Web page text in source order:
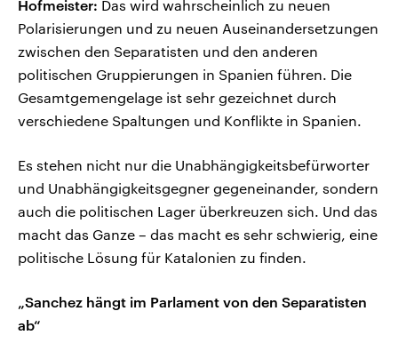
Hofmeister: Das wird wahrscheinlich zu neuen
Polarisierungen und zu neuen Auseinandersetzungen
zwischen den Separatisten und den anderen
politischen Gruppierungen in Spanien führen. Die
Gesamtgemengelage ist sehr gezeichnet durch
verschiedene Spaltungen und Konflikte in Spanien.
Es stehen nicht nur die Unabhängigkeitsbefürworter
und Unabhängigkeitsgegner gegeneinander, sondern
auch die politischen Lager überkreuzen sich. Und das
macht das Ganze – das macht es sehr schwierig, eine
politische Lösung für Katalonien zu finden.
„Sanchez hängt im Parlament von den Separatisten
ab“